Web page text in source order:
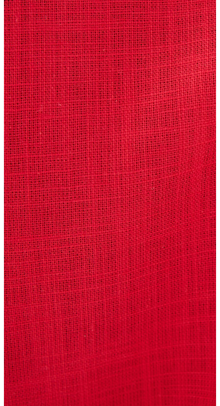
Atlet
Elbise
Eşofman Altı
Mont
Kazak
Yelek
Yağmurluk
Trenchcoat
Kaban
ERKEK
ERKEK
Jean Pantolon
Pantolon
Sweatshirt
Gömlek
Ceket
Eşofman Altı
T-shirt
Polo K.Kol
Hırka
Kazak
Mont
Kaban
Trenchcoat
Kadın
Kadın
Öne Çıkanlar
Öne Çıkanlar
Yaz Ürünleri
İndirimdekiler
Giyim
Giyim
Jean Pantolon
Pantolon
Gömlek
T-shirt
Polo T-shirt
Bluz
Etek
Elbise
Şort
Kapri